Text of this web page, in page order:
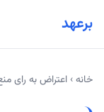
برعهد
خانه› اعتراض به رای